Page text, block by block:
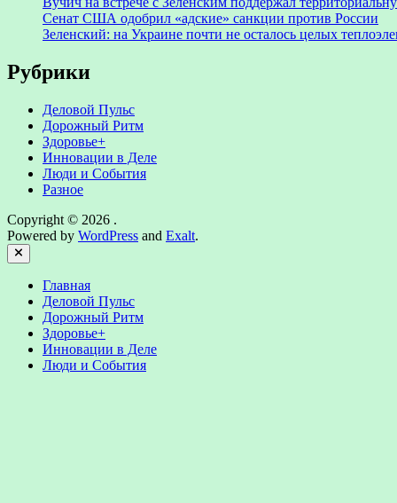
Сенат США одобрил «адские» санкции против России
Зеленский: на Украине почти не осталось целых
Рубрики
Деловой Пульс
Дорожный Ритм
Здоровье+
Инновации в Деле
Люди и События
Разное
Copyright © 2026 .
Powered by WordPress and Exalt.
Close
Главная
Деловой Пульс
Дорожный Ритм
Здоровье+
Инновации в Деле
Люди и События